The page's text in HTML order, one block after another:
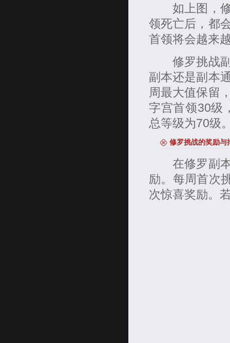
如上图，修
领死亡后，都
首领将会越来
修罗挑战副
副本还是副本
周最大值保留
字宫首领30级
总等级为70级
修罗挑战的奖励与
在修罗副本
励。每周首次
次惊喜奖励。